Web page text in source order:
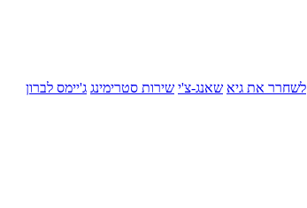
לשחרר את גיא שאנג-צ'י שירות סטרימינג ג'יימס לברון